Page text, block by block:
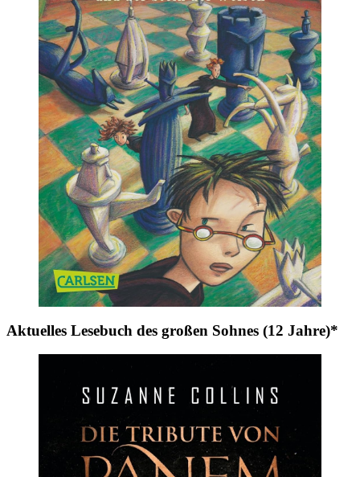
Aktuelles Lesebuch des großen Sohnes (12 Jahre)*